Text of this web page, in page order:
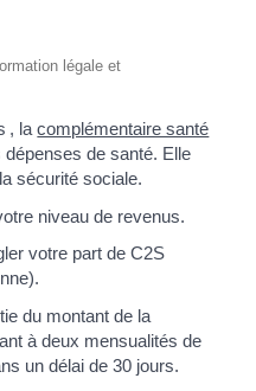
légale et
, lacomplémentaire santé
de santé. Elle
sécurité sociale.
niveau de revenus.
votre part de C2S
du montant de la
à deux mensualités de
un délai de 30 jours.